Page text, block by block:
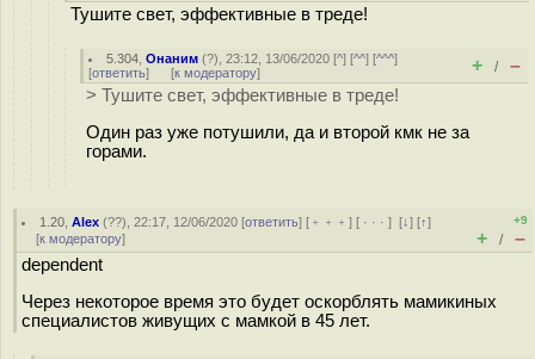
Тушите свет, эффективные в треде!
5.304 ,Онаним (?), 23:12, 13/06/2020 [^] [^^] [^^^]
[ответить] [к модератору] + / –
> Тушите свет, эффективные в треде!
Один раз уже потушили, да и второй кмк не за
горами.
1.20 ,Alex (??), 22:17, 12/06/2020 [ответить] [ ﹢﹢﹢] [ · · ·][↓] [↑]
[к модератору]
+9
+ / –
dependent
Через некоторое время это будет оскорблять мамикиных
специалистов живущих с мамкой в 45 лет.